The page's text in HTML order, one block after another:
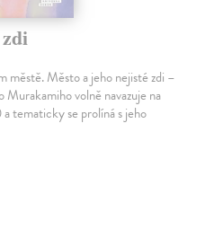
městě. Město a jeho nejisté zdi –
volně navazuje na
tematicky se prolíná s jeho